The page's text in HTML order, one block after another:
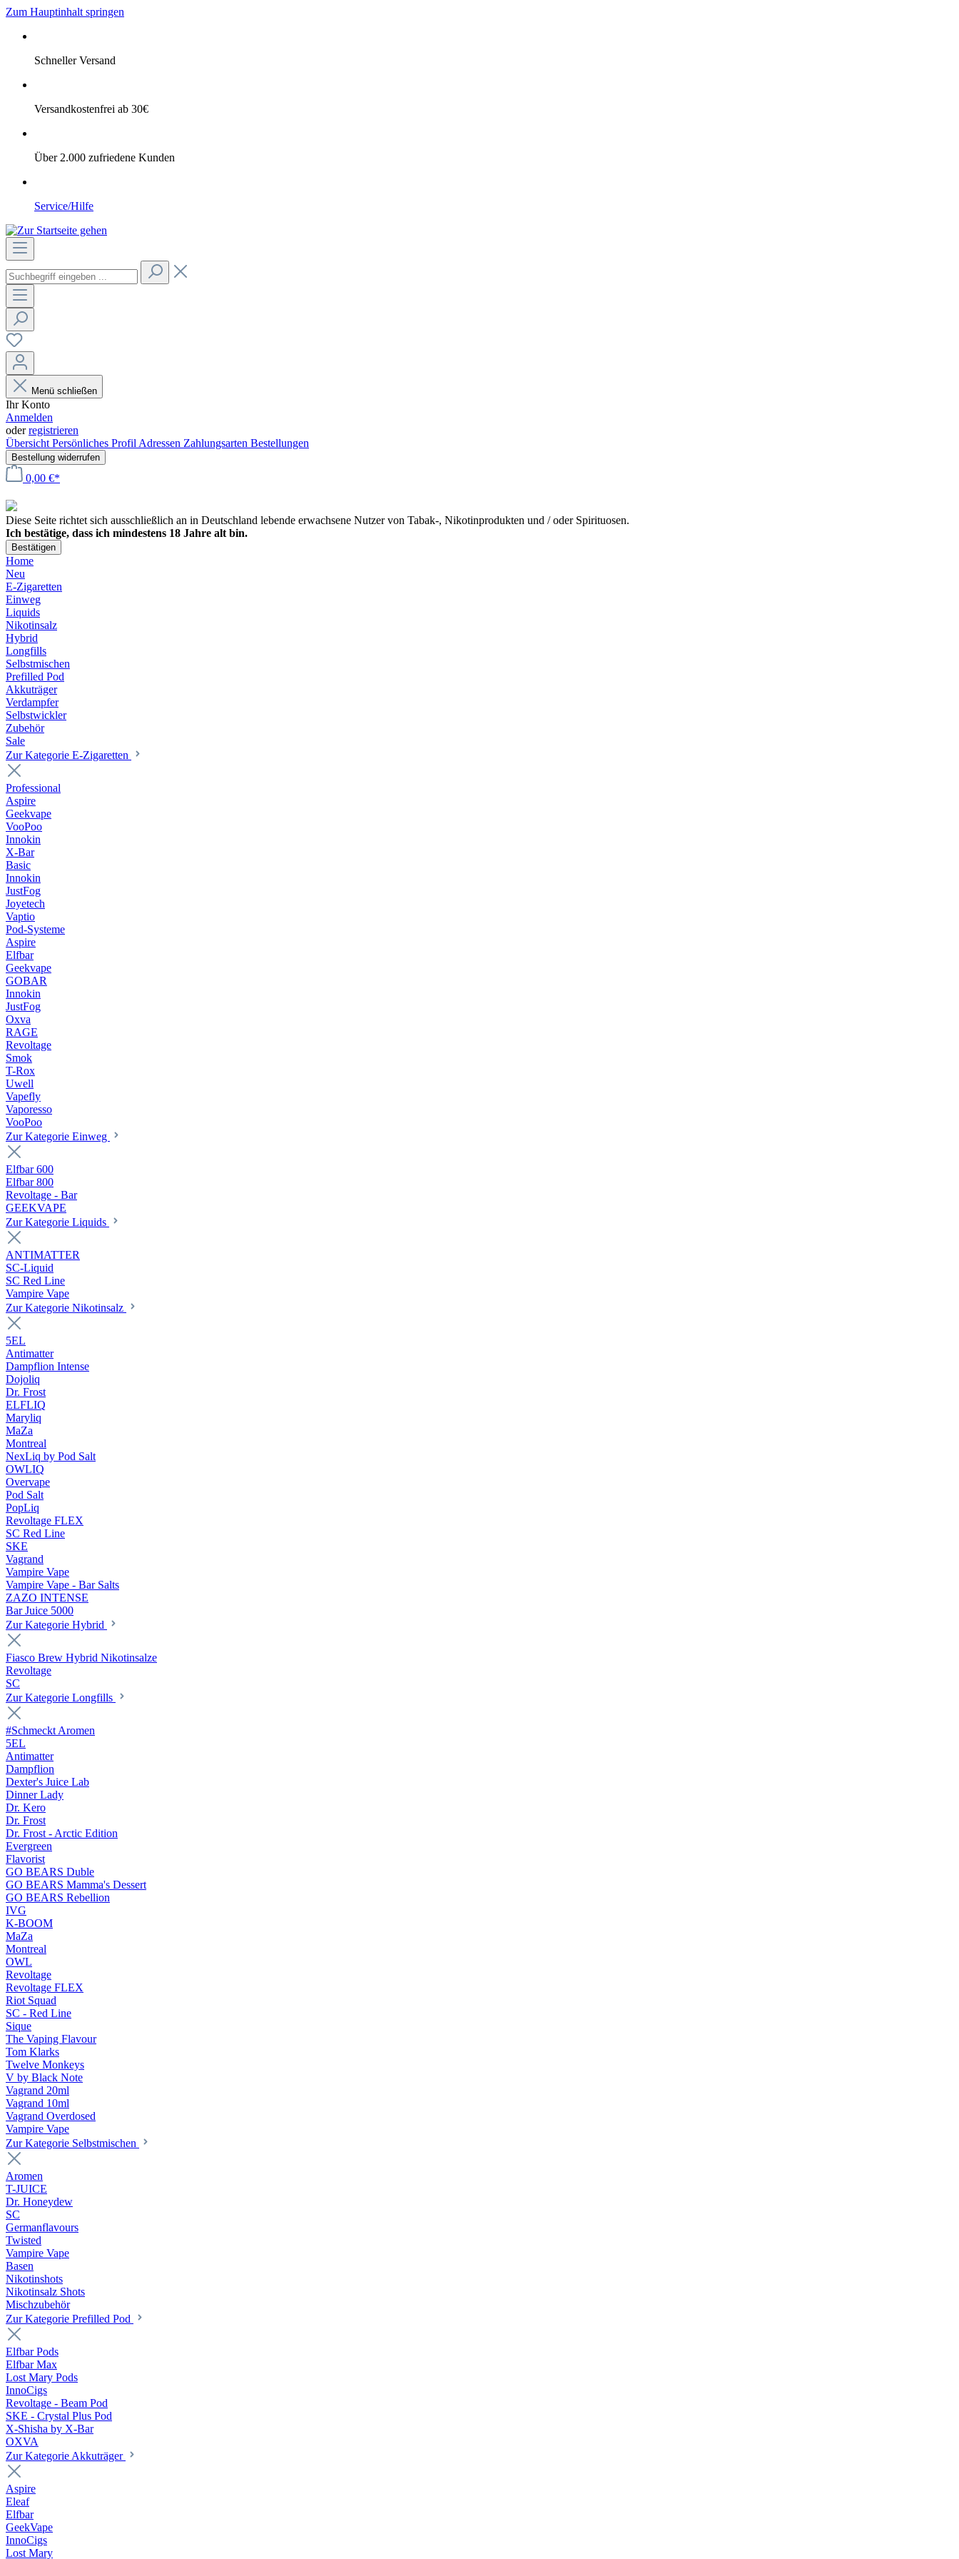
Zum Hauptinhalt springen
Schneller Versand
Versandkostenfrei ab 30€
Über 2.000 zufriedene Kunden
Service/Hilfe
Menü schließen
Ihr Konto
Anmelden
oderregistrieren
Übersicht Persönliches Profil Adressen Zahlungsarten Bestellungen
Bestellung widerrufen
0,00 €*
Diese Seite richtet sich ausschließlich an in Deutschland lebende erwachsene Nutzer von Tabak-, Nikotinprodukten und / oder Spirituosen.
Ich bestätige, dass ich mindestens 18 Jahre alt bin.
Bestätigen
Home
Neu
E-Zigaretten
Einweg
Liquids
Nikotinsalz
Hybrid
Longfills
Selbstmischen
Prefilled Pod
Akkuträger
Verdampfer
Selbstwickler
Zubehör
Sale
Zur Kategorie E-Zigaretten
Professional
Aspire
Geekvape
VooPoo
Innokin
X-Bar
Basic
Innokin
JustFog
Joyetech
Vaptio
Pod-Systeme
Aspire
Elfbar
Geekvape
GOBAR
Innokin
JustFog
Oxva
RAGE
Revoltage
Smok
T-Rox
Uwell
Vapefly
Vaporesso
VooPoo
Zur Kategorie Einweg
Elfbar 600
Elfbar 800
Revoltage - Bar
GEEKVAPE
Zur Kategorie Liquids
ANTIMATTER
SC-Liquid
SC Red Line
Vampire Vape
Zur Kategorie Nikotinsalz
5EL
Antimatter
Dampflion Intense
Dojoliq
Dr. Frost
ELFLIQ
Maryliq
MaZa
Montreal
NexLiq by Pod Salt
OWLIQ
Overvape
Pod Salt
PopLiq
Revoltage FLEX
SC Red Line
SKE
Vagrand
Vampire Vape
Vampire Vape - Bar Salts
ZAZO INTENSE
Bar Juice 5000
Zur Kategorie Hybrid
Fiasco Brew Hybrid Nikotinsalze
Revoltage
SC
Zur Kategorie Longfills
#Schmeckt Aromen
5EL
Antimatter
Dampflion
Dexter's Juice Lab
Dinner Lady
Dr. Kero
Dr. Frost
Dr. Frost - Arctic Edition
Evergreen
Flavorist
GO BEARS Duble
GO BEARS Mamma's Dessert
GO BEARS Rebellion
IVG
K-BOOM
MaZa
Montreal
OWL
Revoltage
Revoltage FLEX
Riot Squad
SC - Red Line
Sique
The Vaping Flavour
Tom Klarks
Twelve Monkeys
V by Black Note
Vagrand 20ml
Vagrand 10ml
Vagrand Overdosed
Vampire Vape
Zur Kategorie Selbstmischen
Aromen
T-JUICE
Dr. Honeydew
SC
Germanflavours
Twisted
Vampire Vape
Basen
Nikotinshots
Nikotinsalz Shots
Mischzubehör
Zur Kategorie Prefilled Pod
Elfbar Pods
Elfbar Max
Lost Mary Pods
InnoCigs
Revoltage - Beam Pod
SKE - Crystal Plus Pod
X-Shisha by X-Bar
OXVA
Zur Kategorie Akkuträger
Aspire
Eleaf
Elfbar
GeekVape
InnoCigs
Lost Mary